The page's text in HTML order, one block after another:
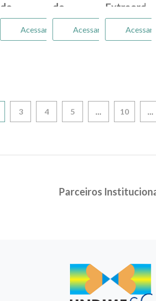
do
Currículo
baseAcessar
do
Currículo
Acessar
da
Undime/SC
Acessar
3 4 5 ... 10 ...
Parceiros